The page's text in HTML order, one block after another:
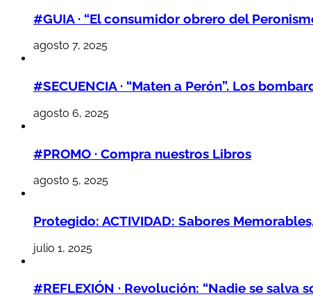
#GUIA · “El consumidor obrero del
agosto 7, 2025
#SECUENCIA · “Maten a Perón”. Los
agosto 6, 2025
#PROMO · Compra nuestros Libros
agosto 5, 2025
Protegido: ACTIVIDAD: Sabores
julio 1, 2025
#REFLEXIÓN · Revolución: “Nadie se salva